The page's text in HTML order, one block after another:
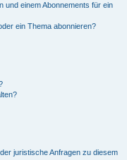
und einem Abonnements für ein
ein Thema abonnieren?
juristische Anfragen zu diesem